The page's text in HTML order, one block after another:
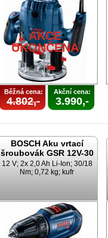
AKCE
UKONČENA
Běžná cena:
4.802,-
Akční cena:
3.990,-
BOSCH Aku vrtací
šroubovák GSR 12V-30
12 V; 2x 2,0 Ah Li-Ion; 30/18
Nm; 0,72 kg; kufr